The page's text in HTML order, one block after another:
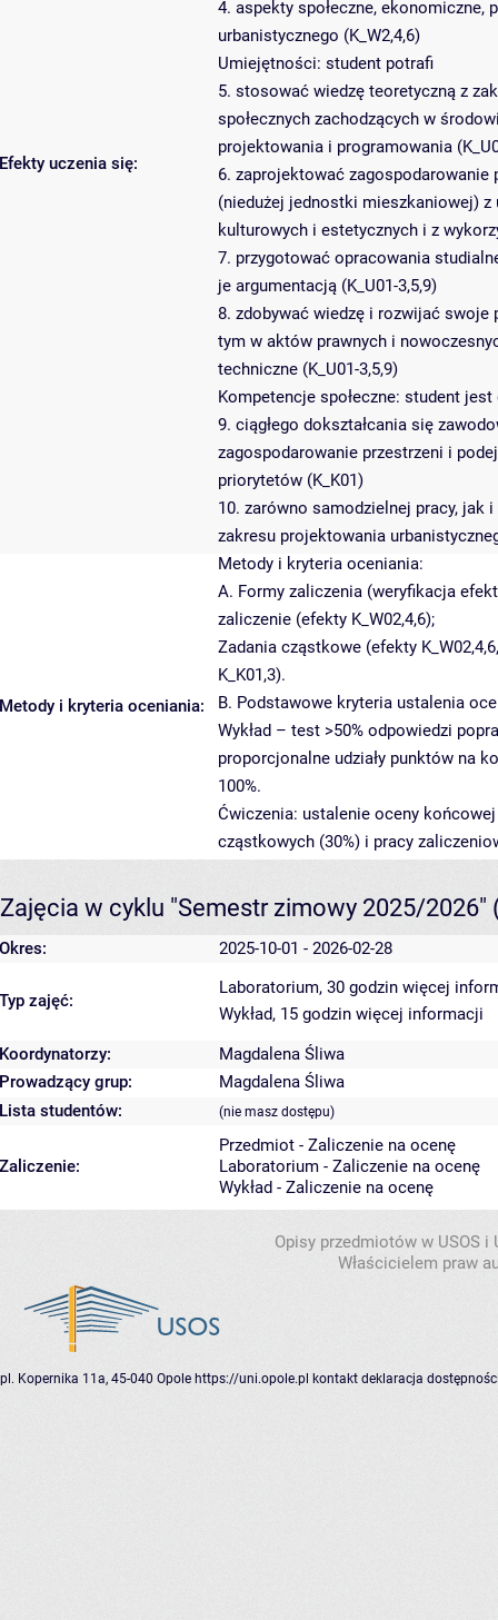
Efekty uczenia się:
4. aspekty społeczne,
urbanistycznego (K_W2,4,6)
Umiejętności: student potrafi
5. stosować wiedzę teoretyczną z
społecznych zachodzących w
projektowania i programowania
6. zaprojektować zagospodarowanie
(niedużej jednostki mieszkaniowej) z
kulturowych i estetycznych i z
7. przygotować opracowania
je argumentacją (K_U01-3,5,9)
8. zdobywać wiedzę i rozwijać
tym w aktów prawnych i
techniczne (K_U01-3,5,9)
Kompetencje społeczne: student
9. ciągłego dokształcania się
zagospodarowanie przestrzeni i
priorytetów (K_K01)
10. zarówno samodzielnej pracy, jak
zakresu projektowania
Metody i kryteria oceniania:
Metody i kryteria oceniania:
A. Formy zaliczenia (weryfikacja
zaliczenie (efekty K_W02,4,6);
Zadania cząstkowe (efekty
K_K01,3).
B. Podstawowe kryteria ustalenia
Wykład – test >50% odpowiedzi
proporcjonalne udziały punktów na
100%.
Ćwiczenia: ustalenie oceny
cząstkowych (30%) i pracy
Zajęcia w cyklu "Semestr zimowy 2025/2026"
Okres: 2025-10-01 - 2026-02-28
Typ zajęć:
Laboratorium, 30 godzin więcej
Wykład, 15 godzin więcej informacji
Koordynatorzy:
Magdalena Śliwa
Prowadzący grup:
Magdalena Śliwa
Lista studentów:
(nie masz dostępu)
Zaliczenie:
Przedmiot - Zaliczenie na ocenę
Laboratorium - Zaliczenie na ocenę
Wykład - Zaliczenie na ocenę
Opisy przedmiotów w USOS
Właścicielem praw
pl. Kopernika 11a, 45-040 Opole https://uni.opole.pl kontakt deklaracja